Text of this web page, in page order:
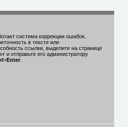
система коррекции ошибок.
в тексте или
ссылки, выделите на странице
и отправьте его администратору
+Enter